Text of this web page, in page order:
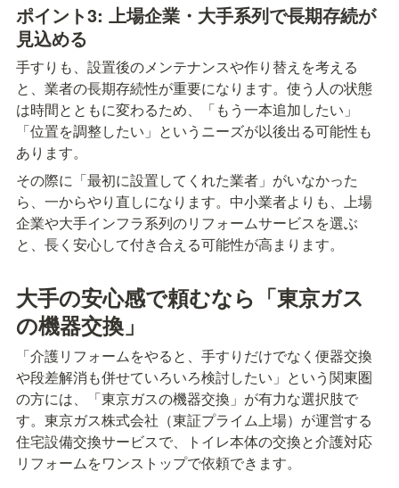
ポイント3: 上場企業・大手系列で長期存続が
見込める
手すりも、設置後のメンテナンスや作り替えを考える
と、業者の長期存続性が重要になります。使う人の状態
は時間とともに変わるため、「もう一本追加したい」
「位置を調整したい」というニーズが以後出る可能性も
あります。
その際に「最初に設置してくれた業者」がいなかった
ら、一からやり直しになります。中小業者よりも、上場
企業や大手インフラ系列のリフォームサービスを選ぶ
と、長く安心して付き合える可能性が高まります。
大手の安心感で頼むなら「東京ガス
の機器交換」
「介護リフォームをやると、手すりだけでなく便器交換
や段差解消も併せていろいろ検討したい」という関東圏
の方には、「東京ガスの機器交換」が有力な選択肢で
す。東京ガス株式会社（東証プライム上場）が運営する
住宅設備交換サービスで、トイレ本体の交換と介護対応
リフォームをワンストップで依頼できます。